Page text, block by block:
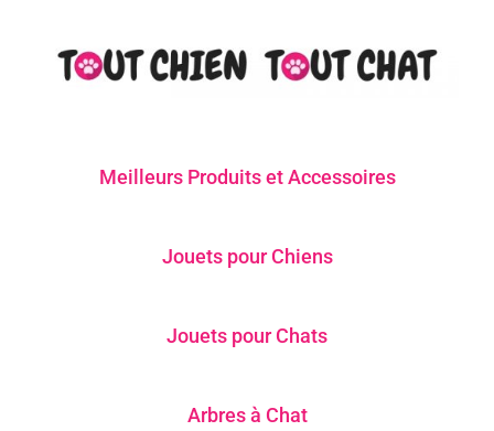
Meilleurs Produits et Accessoires
Jouets pour Chiens
Jouets pour Chats
Arbres à Chat